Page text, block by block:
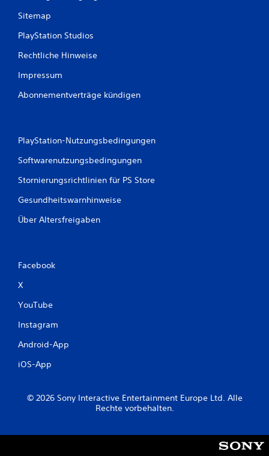
Sitemap
PlayStation Studios
Rechtliche Hinweise
Impressum
Abonnementverträge kündigen
PlayStation-Nutzungsbedingungen
Softwarenutzungsbedingungen
Stornierungsrichtlinien für PS Store
Gesundheitswarnhinweise
Über Altersfreigaben
Facebook
X
YouTube
Instagram
Android-App
iOS-App
© 2026 Sony Interactive Entertainment Europe Ltd. Alle
Rechte vorbehalten.